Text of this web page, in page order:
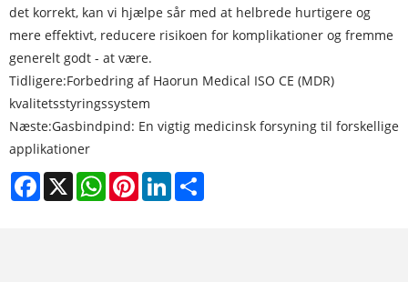
det korrekt, kan vi hjælpe sår med at helbrede hurtigere og
mere effektivt, reducere risikoen for komplikationer og fremme
generelt godt - at være.
Tidligere:Forbedring af Haorun Medical ISO CE (MDR)
kvalitetsstyringssystem
Næste:Gasbindpind: En vigtig medicinsk forsyning til forskellige
applikationer
Facebook
X WhatsAppPinterestLinkedIn